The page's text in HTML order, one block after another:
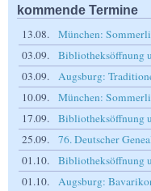
kommende Termine
13.08.
München:
03.09.
Bibliotheksöffnung
03.09.
Augsburg:
10.09.
München:
17.09.
Bibliotheksöffnung
25.09.
76. Deutscher
01.10.
Bibliotheksöffnung
01.10.
Augsburg: